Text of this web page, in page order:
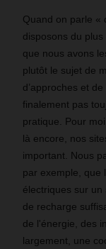
Quand on parle «
disposons du
que nous avons
plutôt le sujet de
d’approches et
finalement pas
pratique. Pour
là encore, nos
important. Nous
par exemple, que
électriques sur
de recharge
de l'énergie, des
largement, une